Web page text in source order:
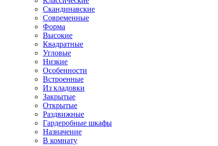
Скандинавские
Современные
Форма
Высокие
Квадратные
Угловые
Низкие
Особенности
Встроенные
Из кладовки
Закрытые
Открытые
Раздвижные
Гардеробные шкафы
Назначение
В комнату